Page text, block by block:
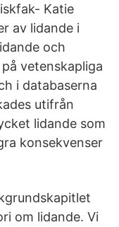
Katie
av lidande i
och
vetenskapliga
i databaserna
utifrån
lidande som
konsekvenser
om lidande. Vi